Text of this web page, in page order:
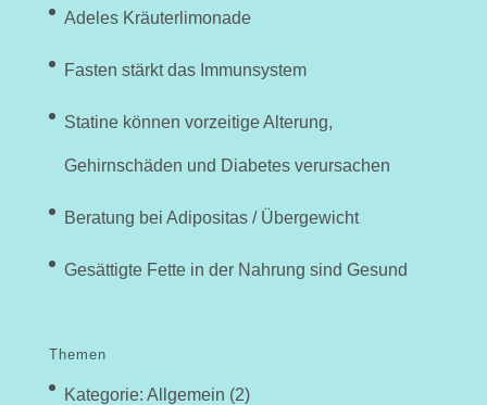
Adeles Kräuterlimonade
Fasten stärkt das Immunsystem
Statine können vorzeitige Alterung,
Gehirnschäden und Diabetes verursachen
Beratung bei Adipositas / Übergewicht
Gesättigte Fette in der Nahrung sind Gesund
Themen
Kategorie: Allgemein (2)